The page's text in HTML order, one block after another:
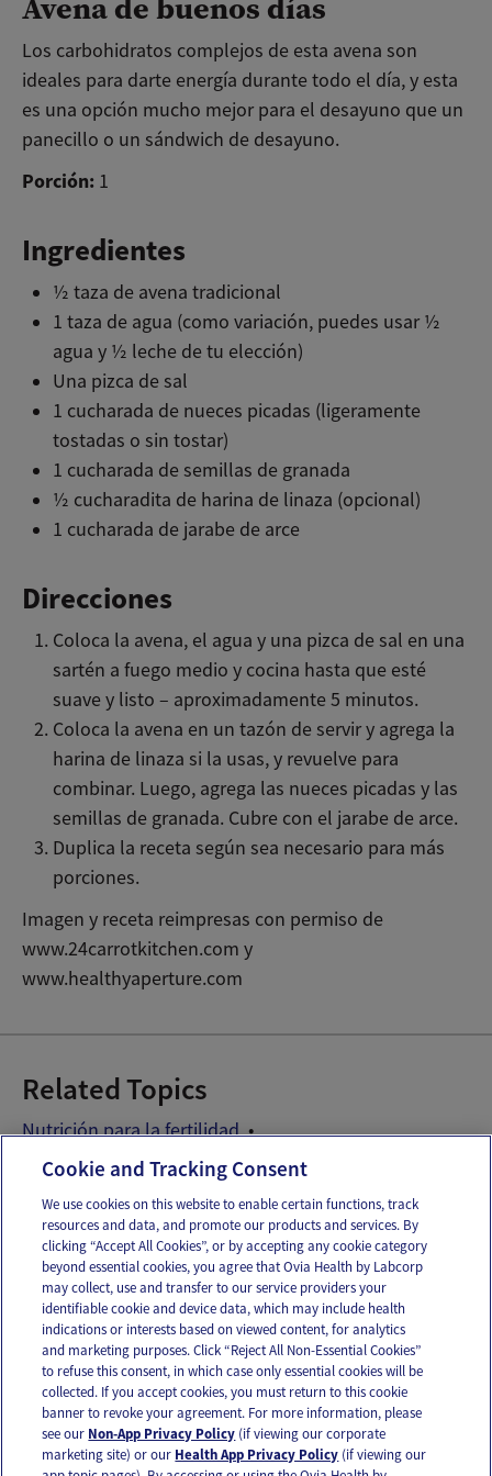
Los carbohidratos complejos de esta avena son
ideales para darte energía durante todo el día, y esta
es una opción mucho mejor para el desayuno que un
panecillo o un sándwich de desayuno.
Porción: 1
Ingredientes
½ taza de avena tradicional
1 taza de agua (como variación, puedes usar ½
agua y ½ leche de tu elección)
Una pizca de sal
1 cucharada de nueces picadas (ligeramente
tostadas o sin tostar)
1 cucharada de semillas de granada
½ cucharadita de harina de linaza (opcional)
1 cucharada de jarabe de arce
Direcciones
Coloca la avena, el agua y una pizca de sal en una
sartén a fuego medio y cocina hasta que esté
suave y listo – aproximadamente 5 minutos.
Coloca la avena en un tazón de servir y agrega la
harina de linaza si la usas, y revuelve para
combinar. Luego, agrega las nueces picadas y las
semillas de granada. Cubre con el jarabe de arce.
Duplica la receta según sea necesario para más
porciones.
Imagen y receta reimpresas con permiso de
www.24carrotkitchen.com y
www.healthyaperture.com
Related Topics
Nutrición para la fertilidad
Recetas para la fertilidad
Email Text
OUR APPS
FOLLOW US
Cookie and Tracking Consent
We use cookies on this website to enable certain functions, track
resources and data, and promote our products and services. By
clicking “Accept All Cookies”, or by accepting any cookie category
beyond essential cookies, you agree that Ovia Health by Labcorp
may collect, use and transfer to our service providers your
identifiable cookie and device data, which may include health
indications or interests based on viewed content, for analytics
and marketing purposes. Click “Reject All Non-Essential Cookies”
to refuse this consent, in which case only essential cookies will be
collected. If you accept cookies, you must return to this cookie
banner to revoke your agreement. For more information, please
see our Non-App Privacy Policy (if viewing our corporate
marketing site) or our Health App Privacy Policy (if viewing our